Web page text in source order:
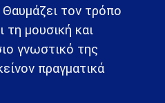
τον τρόπο
τη μουσική και
γνωστικό της
πραγματικά